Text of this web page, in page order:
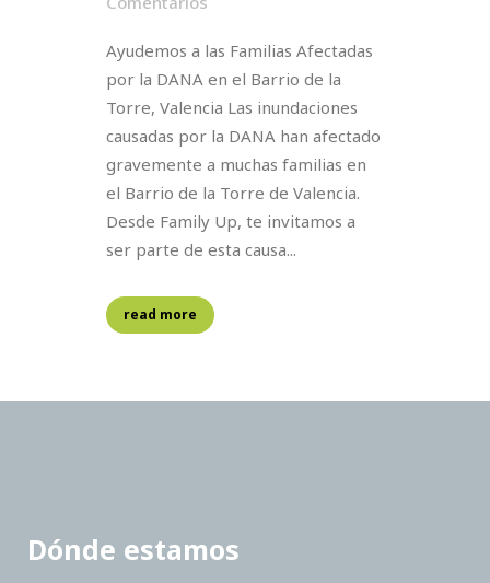
Ayudemos a las Familias Afectadas
por la DANA en el Barrio de la
Torre, Valencia Las inundaciones
causadas por la DANA han afectado
gravemente a muchas familias en
el Barrio de la Torre de Valencia.
Desde Family Up, te invitamos a
ser parte de esta causa...
read more
Dónde estamos